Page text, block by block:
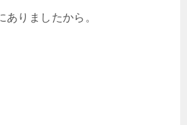
ありましたから。